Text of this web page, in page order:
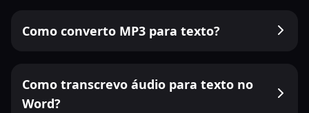
Como converto MP3 para texto?
Como transcrevo áudio para texto no
Word?